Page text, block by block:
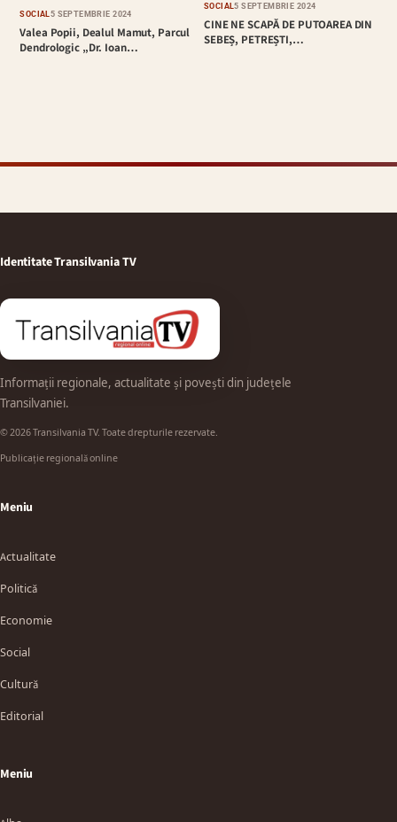
SOCIAL 5 SEPTEMBRIE 2024
Valea Popii, Dealul Mamut, Parcul
Dendrologic „Dr. Ioan…
SOCIAL5 SEPTEMBRIE 2024
CINE NE SCAPĂ DE PUTOAREA DIN
SEBEȘ, PETREȘTI,…
Identitate Transilvania TV
Informații regionale, actualitate și povești din județele
Transilvaniei.
© 2026 Transilvania TV. Toate drepturile rezervate.
Publicație regională online
Meniu
Actualitate
Politică
Economie
Social
Cultură
Editorial
Meniu